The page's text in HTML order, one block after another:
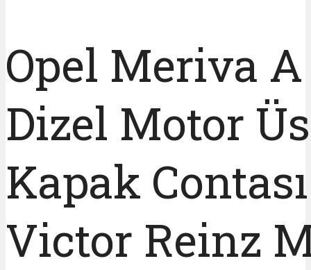
Opel Meriva A
Dizel Motor
Kapak Contası
Victor Reinz